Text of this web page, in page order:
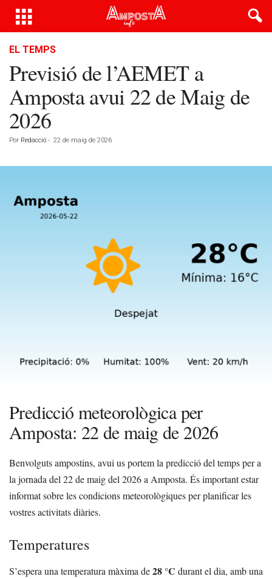
EL TEMPS
Previsió de l’AEMET a
Amposta avui 22 de Maig de
2026
Por Redacció - 22 de maig de 2026
Predicció meteorològica per
Amposta: 22 de maig de 2026
Benvolguts ampostins, avui us portem la predicció del temps per a
la jornada del 22 de maig del 2026 a Amposta. És important estar
informat sobre les condicions meteorològiques per planificar les
vostres activitats diàries.
Temperatures
S’espera una temperatura màxima de28 °C durant el dia, amb una